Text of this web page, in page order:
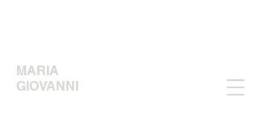
MARIA
GIOVANNI